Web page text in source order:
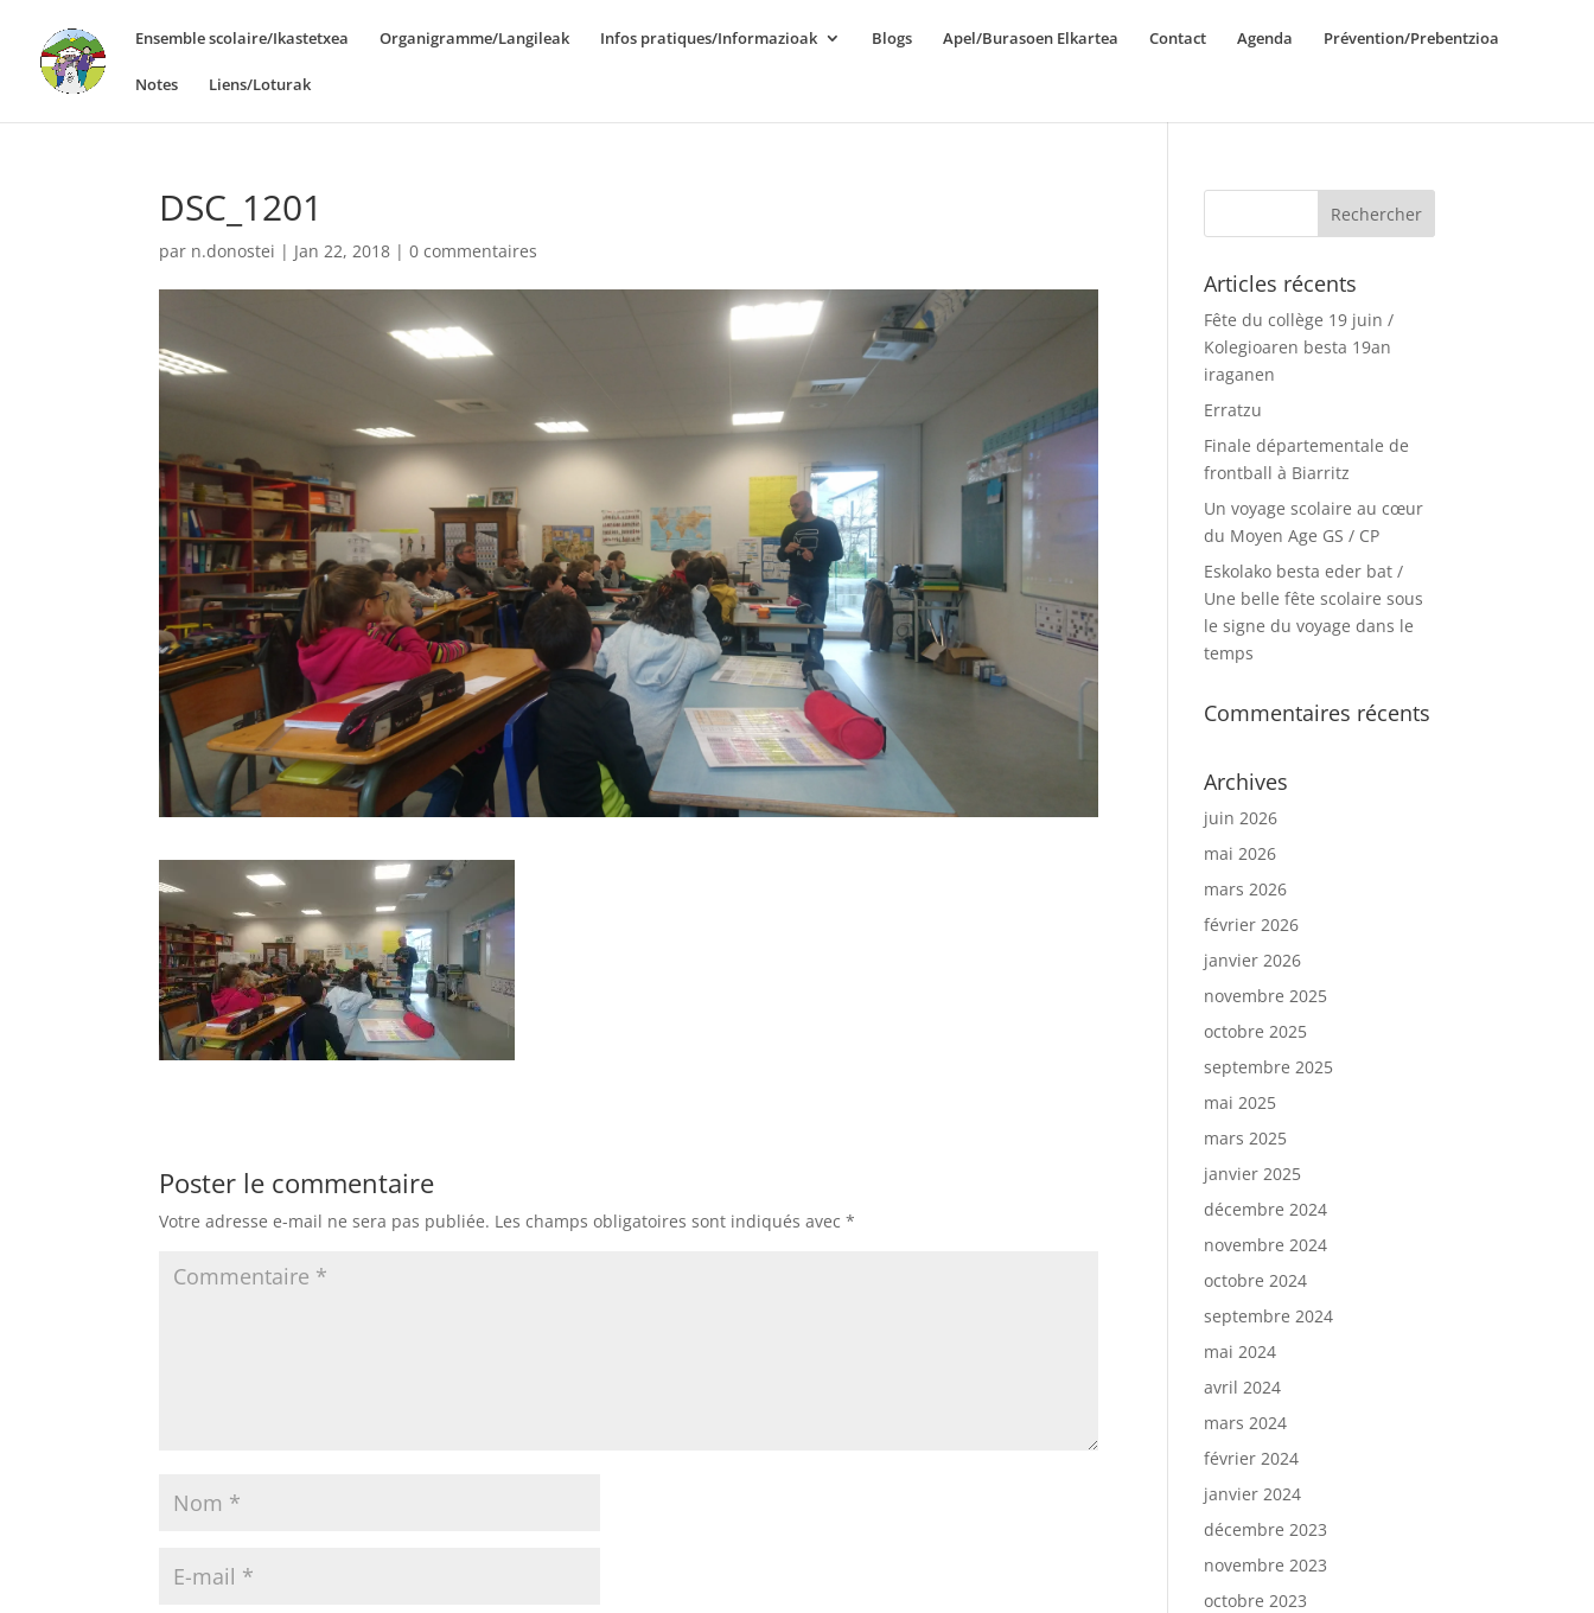
Ensemble scolaire/Ikastetxea Organigramme/Langileak Infos pratiques/Informazioak Blogs Apel/Burasoen Elkartea Contact Agenda Prévention/Prebentzioa
Notes Liens/Loturak
DSC_1201
par n.donostei | Jan 22, 2018 |0 commentaires
Poster le commentaire
Votre adresse e-mail ne sera pas publiée. Les champs obligatoires sont indiqués avec*
Articles récents
Fête du collège 19 juin /
Kolegioaren besta 19an
iraganen
Erratzu
Finale départementale de
frontball à Biarritz
Un voyage scolaire au cœur
du Moyen Age GS / CP
Eskolako besta eder bat /
Une belle fête scolaire sous
le signe du voyage dans le
temps
Commentaires récents
Archives
juin 2026
mai 2026
mars 2026
février 2026
janvier 2026
novembre 2025
octobre 2025
septembre 2025
mai 2025
mars 2025
janvier 2025
décembre 2024
novembre 2024
octobre 2024
septembre 2024
mai 2024
avril 2024
mars 2024
février 2024
janvier 2024
décembre 2023
novembre 2023
octobre 2023